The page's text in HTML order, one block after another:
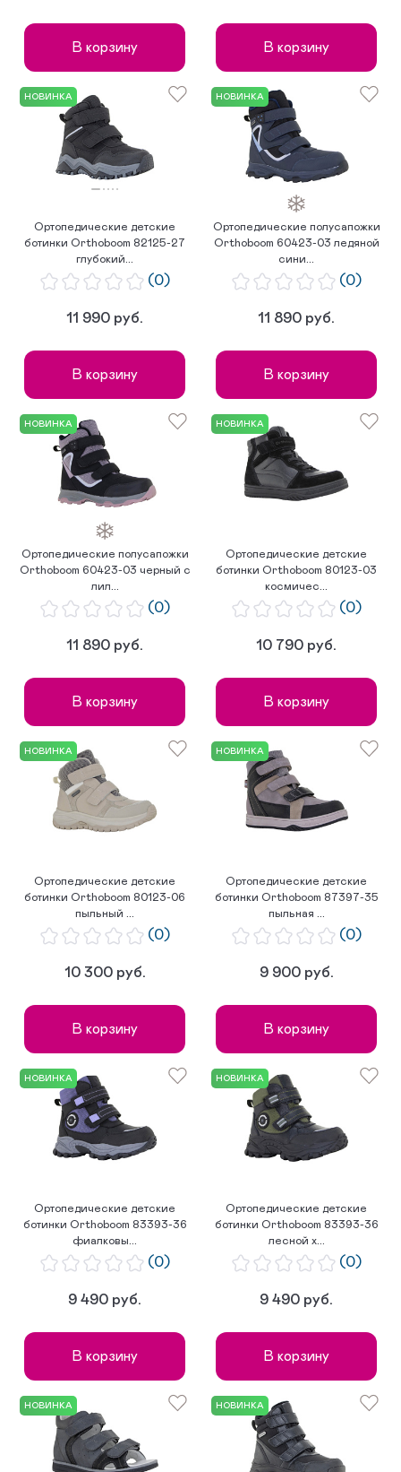
В корзину В корзину
НОВИНКА
Ортопедические детские
ботинки Orthoboom 82125-27
глубокий...
(0)
11 990 руб.
В корзину
НОВИНКА
Ортопедические полусапожки
Orthoboom 60423-03 ледяной
сини...
(0)
11 890 руб.
В корзину
НОВИНКА
Ортопедические полусапожки
Orthoboom 60423-03 черный с
лил...
(0)
11 890 руб.
В корзину
НОВИНКА
Ортопедические детские
ботинки Orthoboom 80123-03
космичес...
(0)
10 790 руб.
В корзину
НОВИНКА
Ортопедические детские
ботинки Orthoboom 80123-06
пыльный ...
(0)
10 300 руб.
В корзину
НОВИНКА
Ортопедические детские
ботинки Orthoboom 87397-35
пыльная ...
(0)
9 900 руб.
В корзину
НОВИНКА
Ортопедические детские
ботинки Orthoboom 83393-36
фиалковы...
(0)
9 490 руб.
В корзину
НОВИНКА
Ортопедические детские
ботинки Orthoboom 83393-36
лесной х...
(0)
9 490 руб.
В корзину
НОВИНКА НОВИНКА